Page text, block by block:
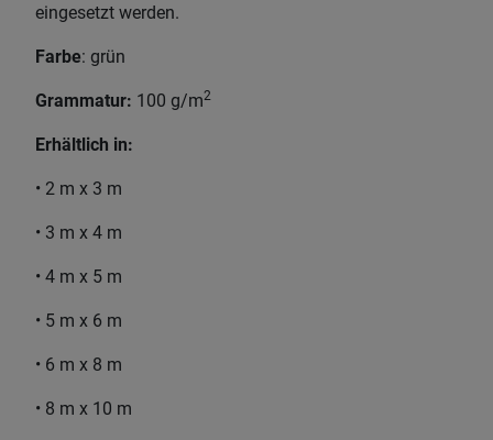
eingesetzt werden.
Farbe: grün
Grammatur: 100 g/m2
Erhältlich in:
• 2 m x 3 m
• 3 m x 4 m
• 4 m x 5 m
• 5 m x 6 m
• 6 m x 8 m
• 8 m x 10 m